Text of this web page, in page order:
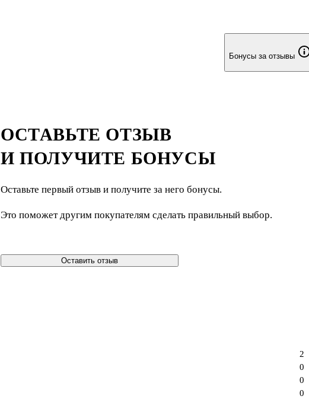
Бонусы за отзывы
ОСТАВЬТЕ ОТЗЫВ
И ПОЛУЧИТЕ БОНУСЫ
Оставьте первый отзыв и получите за него бонусы.
Это поможет другим покупателям сделать правильный выбор.
Оставить отзыв
0
0
0
2